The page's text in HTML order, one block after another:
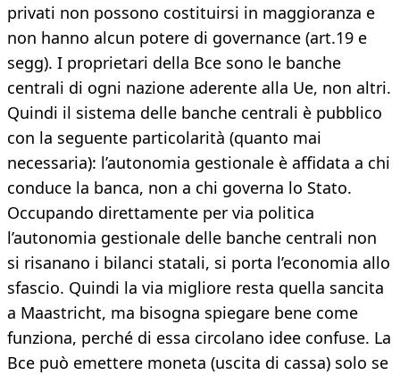
privati non possono costituirsi in maggioranza e
non hanno alcun potere di governance (art.19 e
segg). I proprietari della Bce sono le banche
centrali di ogni nazione aderente alla Ue, non altri.
Quindi il sistema delle banche centrali è pubblico
con la seguente particolarità (quanto mai
necessaria): l’autonomia gestionale è affidata a chi
conduce la banca, non a chi governa lo Stato.
Occupando direttamente per via politica
l’autonomia gestionale delle banche centrali non
si risanano i bilanci statali, si porta l’economia allo
sfascio. Quindi la via migliore resta quella sancita
a Maastricht, ma bisogna spiegare bene come
funziona, perché di essa circolano idee confuse. La
Bce può emettere moneta (uscita di cassa) solo se